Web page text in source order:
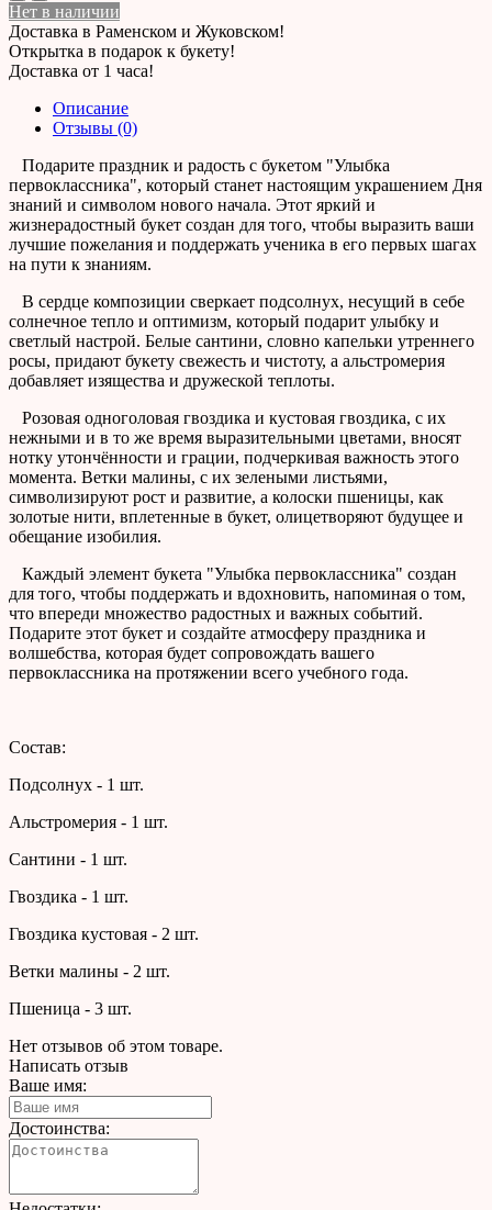
Нет в наличии
Доставка в Раменском и Жуковском!
Открытка в подарок к букету!
Доставка от 1 часа!
Описание
Отзывы (0)
Подарите праздник и радость с букетом "Улыбка
первоклассника", который станет настоящим украшением Дня
знаний и символом нового начала. Этот яркий и
жизнерадостный букет создан для того, чтобы выразить ваши
лучшие пожелания и поддержать ученика в его первых шагах
на пути к знаниям.
В сердце композиции сверкает подсолнух, несущий в себе
солнечное тепло и оптимизм, который подарит улыбку и
светлый настрой. Белые сантини, словно капельки утреннего
росы, придают букету свежесть и чистоту, а альстромерия
добавляет изящества и дружеской теплоты.
Розовая одноголовая гвоздика и кустовая гвоздика, с их
нежными и в то же время выразительными цветами, вносят
нотку утончённости и грации, подчеркивая важность этого
момента. Ветки малины, с их зелеными листьями,
символизируют рост и развитие, а колоски пшеницы, как
золотые нити, вплетенные в букет, олицетворяют будущее и
обещание изобилия.
Каждый элемент букета "Улыбка первоклассника" создан
для того, чтобы поддержать и вдохновить, напоминая о том,
что впереди множество радостных и важных событий.
Подарите этот букет и создайте атмосферу праздника и
волшебства, которая будет сопровождать вашего
первоклассника на протяжении всего учебного года.
Состав:
Подсолнух - 1 шт.
Альстромерия - 1 шт.
Сантини - 1 шт.
Гвоздика - 1 шт.
Гвоздика кустовая - 2 шт.
Ветки малины - 2 шт.
Пшеница - 3 шт.
Нет отзывов об этом товаре.
Написать отзыв
Ваше имя:
Достоинства: